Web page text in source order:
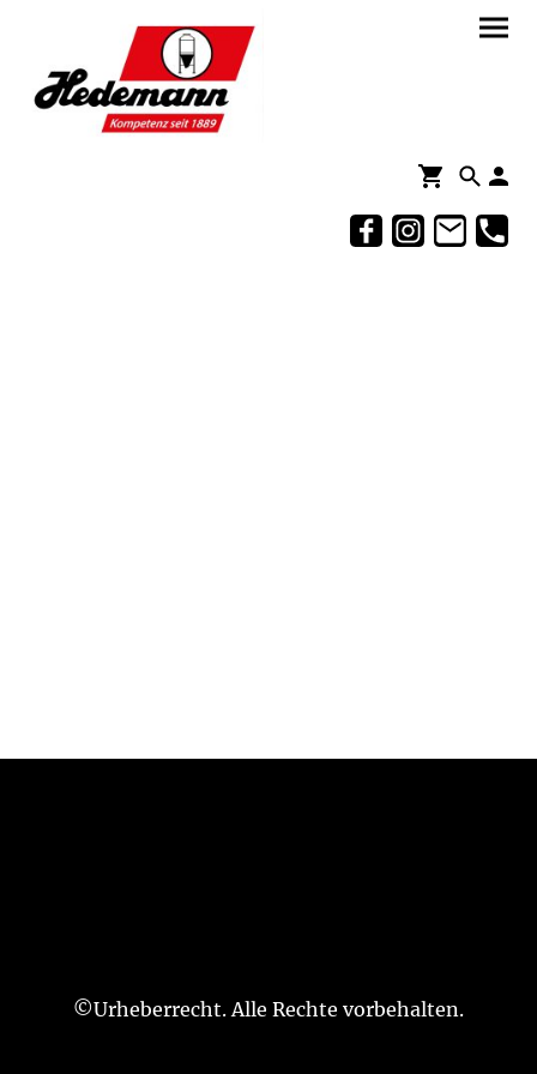
©Urheberrecht. Alle Rechte vorbehalten.